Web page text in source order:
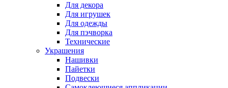
Для декора
Для игрушек
Для одежды
Для пэчворка
Технические
Украшения
Нашивки
Пайетки
Подвески